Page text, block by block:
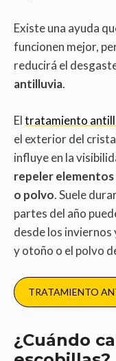
Existe una ayuda
funcionen mejor,
reducirá el
antilluvia.
Eltratamiento
el exterior del
influye en la
repeler
o polvo. Suele
partes del año
desde los inviernos
y otoño o el polvo
TRATAMIENTO
¿Cuándo